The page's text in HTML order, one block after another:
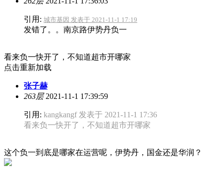
引用: 城市基因 发表于 2021-11-1 17:19
发错了。。南京路伊势丹负一
看来负一快开了，不知道超市开哪家
点击重新加载
张子赫
263层2021-11-1 17:39:59
引用: kangkangf 发表于 2021-11-1 17:36
看来负一快开了，不知道超市开哪家
这个负一到底是哪家在运营呢，伊势丹，国金还是华润？